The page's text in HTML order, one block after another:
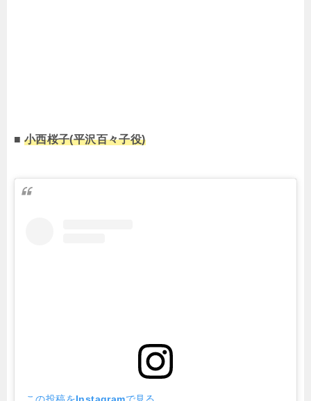
■ 小西桜子(平沢百々子役)
この投稿をInstagramで見る